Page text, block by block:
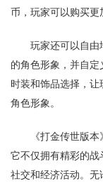
币，玩家可以购买更
玩家还可以自由
的角色形象，并自
时装和饰品选择，
角色形象。
《打金传世版
它不仅拥有精彩的
社交和经济活动。无